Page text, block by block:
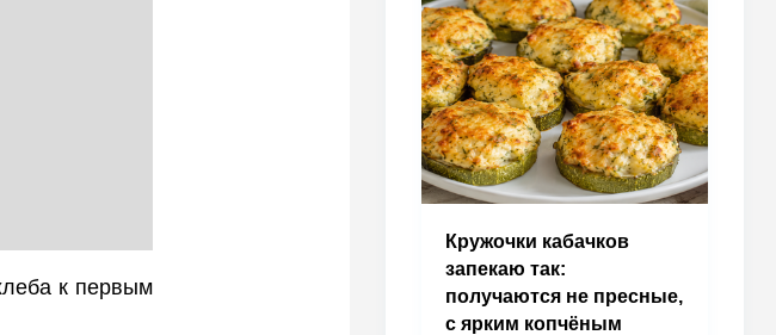
к первым
Кружочки кабачков
запекаю так:
получаются не пресные,
с ярким копчёным